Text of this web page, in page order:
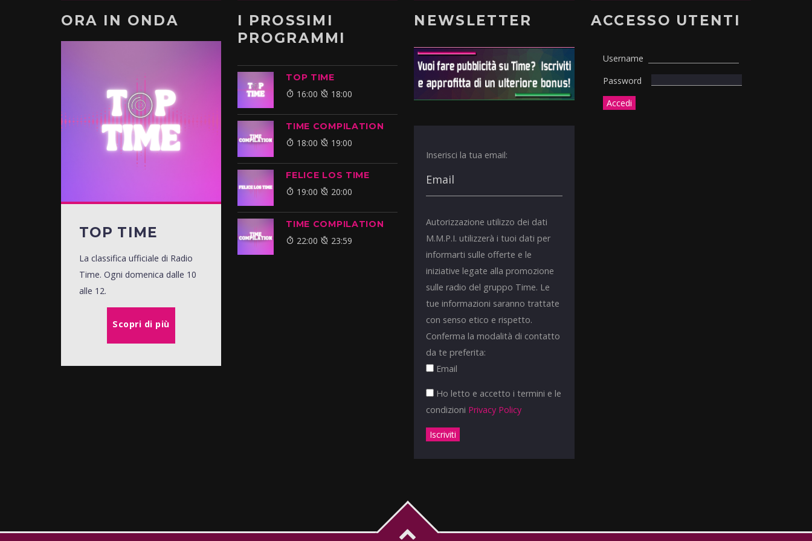
ORA IN ONDA
TOP TIME
La classifica ufficiale di Radio
Time. Ogni domenica dalle 10
alle 12.
Scopri di più
I PROSSIMI
PROGRAMMI
TOP TIME
16:00 18:00
TIME COMPILATION
18:00 19:00
FELICE LOS TIME
19:00 20:00
TIME COMPILATION
22:00 23:59
NEWSLETTER
Inserisci la tua email:
Autorizzazione utilizzo dei dati
M.M.P.I. utilizzerà i tuoi dati per
informarti sulle offerte e le
iniziative legate alla promozione
sulle radio del gruppo Time. Le
tue informazioni saranno trattate
con senso etico e rispetto.
Conferma la modalità di contatto
da te preferita:
Email
Ho letto e accetto i termini e le
condizioni Privacy Policy
ACCESSO UTENTI
Username
Password